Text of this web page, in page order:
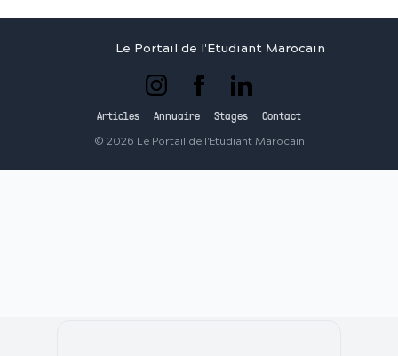
Le Portail de l'Etudiant Marocain
Articles Annuaire Stages Contact
© 2026 Le Portail de l'Etudiant Marocain